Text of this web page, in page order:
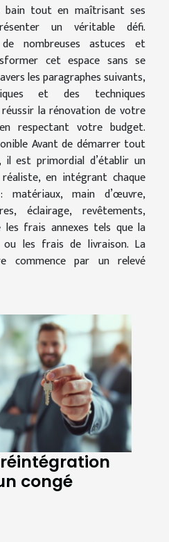
bain tout en maîtrisant ses
un véritable défi.
nombreuses astuces et
cet espace sans se
les paragraphes suivants,
et des techniques
la rénovation de votre
respectant votre budget.
Avant de démarrer tout
est primordial d’établir un
en intégrant chaque
main d’œuvre,
éclairage, revêtements,
les frais annexes tels que la
les frais de livraison. La
commence par un relevé
congé